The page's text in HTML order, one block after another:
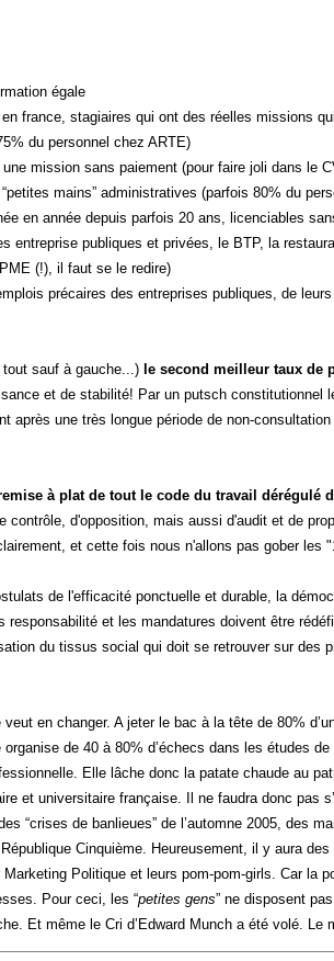
égale
france, stagiaires qui ont des réelles missions
du personnel chez ARTE)
mission sans paiement (pour faire joli dans le
mains” administratives (parfois 80% du
en année depuis parfois 20 ans, licenciables
entreprise publiques et privées, le BTP, la
(!), il faut se le redire)
précaires des entreprises publiques, de
sauf à gauche...) le second meilleur taux de
et de stabilité! Par un putsch constitutionnel
une très longue période de non-
à plat de tout le code du travail dérégulé
d'opposition, mais aussi d'audit et de
et cette fois nous n'allons pas gober les
de l'efficacité ponctuelle et durable, la
et les mandatures doivent être
du tissus social qui doit se retrouver sur des
en changer. A jeter le bac à la tête de 80%
de 40 à 80% d’échecs dans les études
Elle lâche donc la patate chaude au
et universitaire française. Il ne faudra donc pas
“crises de banlieues” de l’automne 2005, des
Cinquième. Heureusement, il y aura
Politique et leurs pom-pom-girls. Car la
Pour ceci, les “petites gens” ne disposent
Et même le Cri d’Edward Munch a été volé. Le